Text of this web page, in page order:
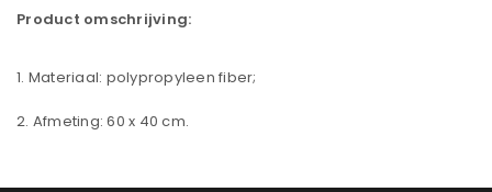
Product omschrijving:
Materiaal: polypropyleen fiber;
Afmeting: 60 x 40 cm.